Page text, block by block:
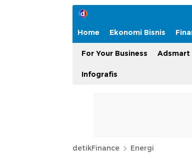
Home Ekonomi Bisnis
For Your Business Adsmart
Infografis
detikFinance Energi